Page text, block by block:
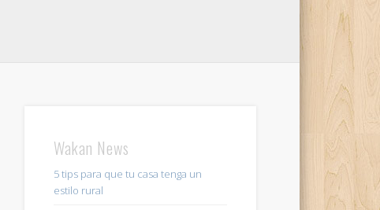
Wakan News
5 tips para que tu casa tenga un
estilo rural